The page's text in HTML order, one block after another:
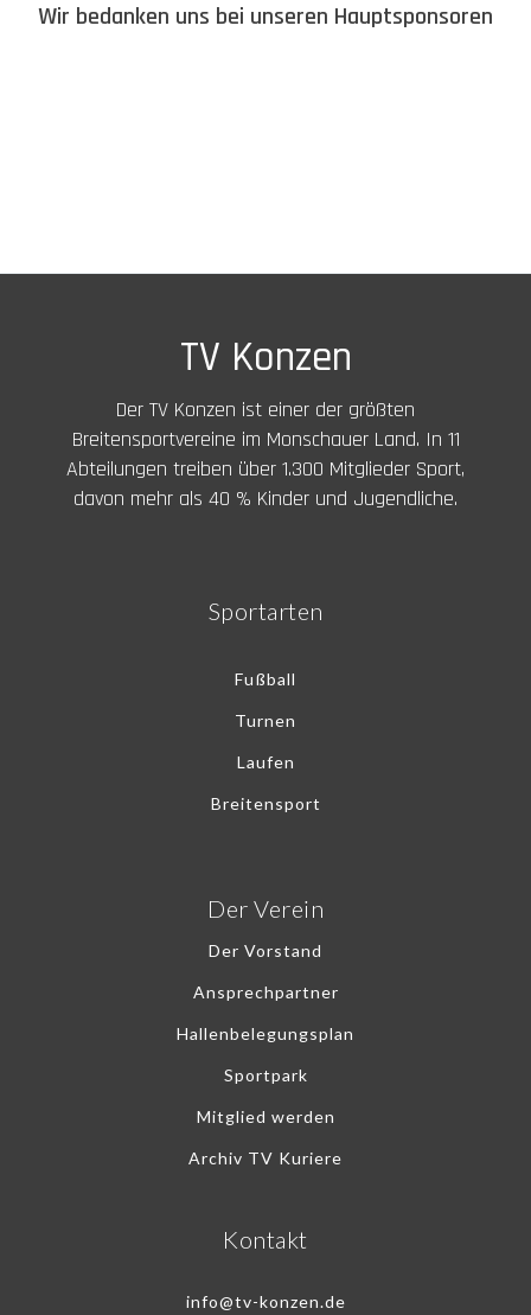
Wir bedanken uns bei unseren Hauptsponsoren
TV Konzen
Der TV Konzen ist einer der größten
Breitensportvereine im Monschauer Land. In 11
Abteilungen treiben über 1.300 Mitglieder Sport,
davon mehr als 40 % Kinder und Jugendliche.
Sportarten
Fußball
Turnen
Laufen
Breitensport
Der Verein
Der Vorstand
Ansprechpartner
Hallenbelegungsplan
Sportpark
Mitglied werden
Archiv TV Kuriere
Kontakt
info@tv-konzen.de